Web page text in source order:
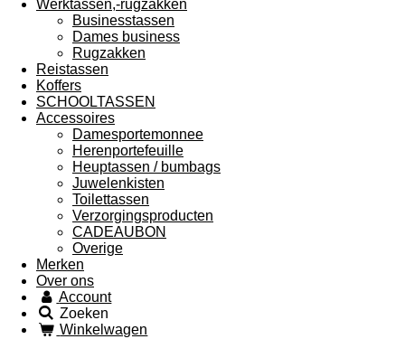
Werktassen,-rugzakken
Businesstassen
Dames business
Rugzakken
Reistassen
Koffers
SCHOOLTASSEN
Accessoires
Damesportemonnee
Herenportefeuille
Heuptassen / bumbags
Juwelenkisten
Toilettassen
Verzorgingsproducten
CADEAUBON
Overige
Merken
Over ons
Account
Zoeken
Winkelwagen